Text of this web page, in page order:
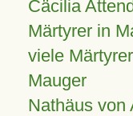
Cäcilia
Märtyrer in
viele
Mauger
Nathäus von